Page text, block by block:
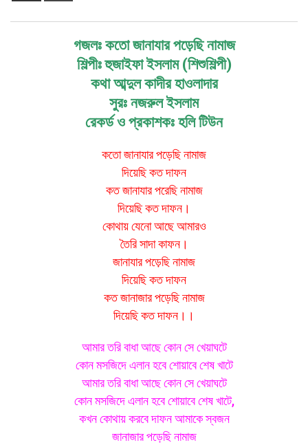
গজলঃ কতো জানাযার পড়েছি নামাজ
শিল্পীঃ হুজাইফা ইসলাম (শিশুশিল্পী)
কথা আব্দুল কাদীর হাওলাদার
সুরঃ নজরুল ইসলাম
রেকর্ড ও প্রকাশকঃ হলি টিউন
কতো জানাযার পড়েছি নামাজ
দিয়েছি কত দাফন
কত জানাযার পরেছি নামাজ
দিয়েছি কত দাফন।
কোথায় যেনো আছে আমারও
তৈরি সাদা কাফন।
জানাযার পড়েছি নামাজ
দিয়েছি কত দাফন
কত জানাজার পড়েছি নামাজ
দিয়েছি কত দাফন।।
আমার তরি বাধা আছে কোন সে খেয়াঘটে
কোন মসজিদে এলান হবে শোয়াবে শেষ খাটে
আমার তরি বাধা আছে কোন সে খেয়াঘটে
কোন মসজিদে এলান হবে শোয়াবে শেষ খাটে,
কখন কোথায় করবে দাফন আমাকে স্বজন
জানাজার পড়েছি নামাজ